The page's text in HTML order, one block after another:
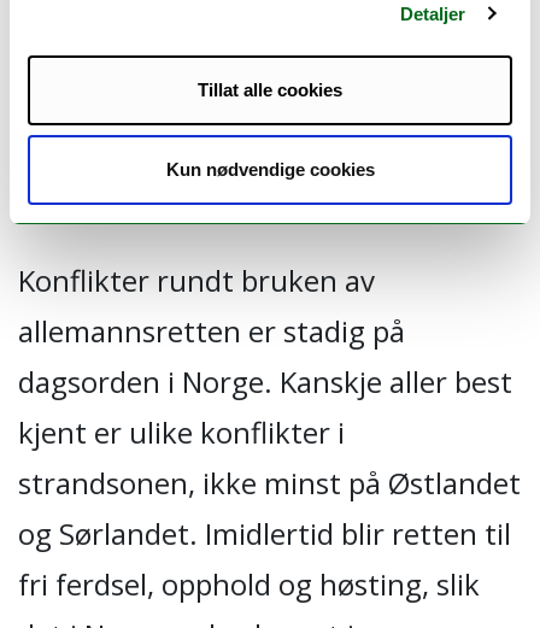
Detaljer
Tillat alle cookies
Kun nødvendige cookies
natur: – Reforhandlinger av
lokale sedvaner i lag med
småbrukere i periferilandskap
Konflikter rundt bruken av
allemannsretten er stadig på
dagsorden i Norge. Kanskje aller best
kjent er ulike konflikter i
strandsonen, ikke minst på Østlandet
og Sørlandet. Imidlertid blir retten til
fri ferdsel, opphold og høsting, slik